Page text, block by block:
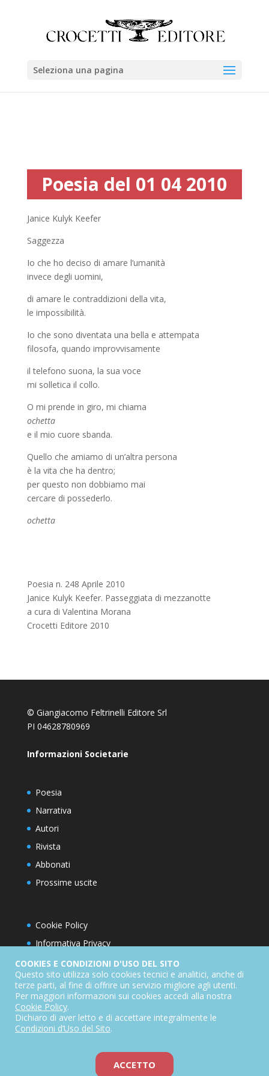
Seleziona una pagina
Poesia del 01 04 2010
Janice Kulyk Keefer
Saggezza
Io che ho deciso di amare l’umanità
invece degli uomini,
di amare le contraddizioni della vita,
le impossibilità.
Io che sono diventata una bella e attempata
filosofa, quando improvvisamente
il telefono suona, la sua voce
mi solletica il collo.
O mi prende in giro, mi chiama
ochetta
e il mio cuore sbanda.
Quello che amiamo di un’altra persona
è la vita che ha dentro;
per questo non dobbiamo mai
cercare di possederlo.
ochetta
Poesia n. 248 Aprile 2010
Janice Kulyk Keefer. Passeggiata di mezzanotte
a cura di Valentina Morana
Crocetti Editore 2010
© Giangiacomo Feltrinelli Editore Srl
PI 04628780969
Informazioni Societarie
Poesia
Narrativa
Autori
Rivista
Abbonati
Prossime uscite
Cookie Policy
Informativa Privacy
Condizioni d’utilizzo del sito
Condizioni generali di abbonamento
Informativa sul diritto di recesso
Dichiarazione di accessibilità
COOKIES E CONDIZIONI D'USO DEL SITO
Questo sito utilizza solo cookies tecnici e analitici, anche di
terze parti, al fine di offrire un servizio migliore agli utenti.
Per maggiori informazioni sui cookies accedi alla nostra
Cookie Policy.
Dichiaro di aver letto e di accettare integralmente le
Condizioni d’Uso del Sito.
ACCETTO